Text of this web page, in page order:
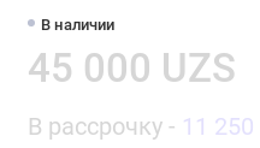
В наличии
45 000 UZS
В рассрочку - 11 250